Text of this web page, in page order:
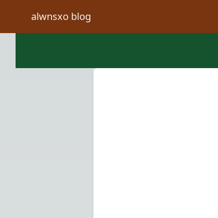
alwnsxo blog